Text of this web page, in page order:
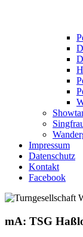
Impressum
Datenschutz
Kontakt
Facebook
mA: TSG